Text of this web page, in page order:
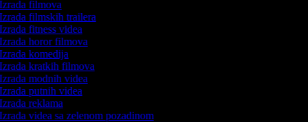
filmova
filmskih trailera
fitness videa
horor filmova
komedija
kratkih filmova
modnih videa
putnih videa
reklama
videa sa zelenom pozadinom